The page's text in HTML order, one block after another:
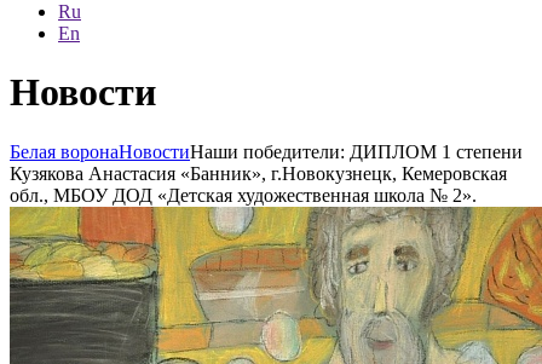
Ru
En
Новости
Белая воронаНовостиНаши победители: ДИПЛОМ 1 степени
Кузякова Анастасия «Банник», г.Новокузнецк, Кемеровская
обл., МБОУ ДОД «Детская художественная школа № 2».